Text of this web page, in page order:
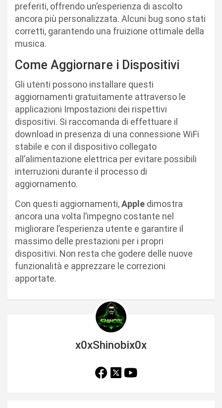
preferiti, offrendo un’esperienza di ascolto
ancora più personalizzata. Alcuni bug sono stati
corretti, garantendo una fruizione ottimale della
musica.
Come Aggiornare i Dispositivi
Gli utenti possono installare questi
aggiornamenti gratuitamente attraverso le
applicazioni Impostazioni dei rispettivi
dispositivi. Si raccomanda di effettuare il
download in presenza di una connessione WiFi
stabile e con il dispositivo collegato
all’alimentazione elettrica per evitare possibili
interruzioni durante il processo di
aggiornamento.
Con questi aggiornamenti,Apple dimostra
ancora una volta l’impegno costante nel
migliorare l’esperienza utente e garantire il
massimo delle prestazioni per i propri
dispositivi. Non resta che godere delle nuove
funzionalità e apprezzare le correzioni
apportate.
x0xShinobix0x